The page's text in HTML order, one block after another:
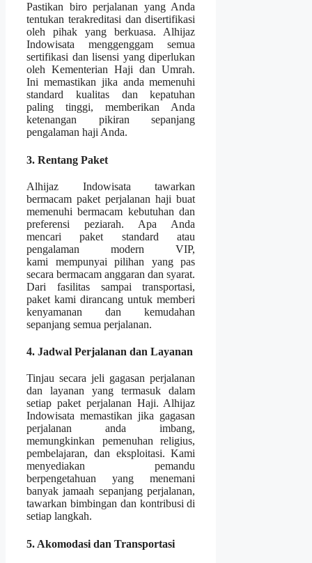
Pastikan biro perjalanan yang Anda
tentukan terakreditasi dan disertifikasi
oleh pihak yang berkuasa. Alhijaz
Indowisata menggenggam semua
sertifikasi dan lisensi yang diperlukan
oleh Kementerian Haji dan Umrah.
Ini memastikan jika anda memenuhi
standard kualitas dan kepatuhan
paling tinggi, memberikan Anda
ketenangan pikiran sepanjang
pengalaman haji Anda.
3. Rentang Paket
Alhijaz Indowisata tawarkan
bermacam paket perjalanan haji buat
memenuhi bermacam kebutuhan dan
preferensi peziarah. Apa Anda
mencari paket standard atau
pengalaman modern VIP,
kami mempunyai pilihan yang pas
secara bermacam anggaran dan syarat.
Dari fasilitas sampai transportasi,
paket kami dirancang untuk memberi
kenyamanan dan kemudahan
sepanjang semua perjalanan.
4. Jadwal Perjalanan dan Layanan
Tinjau secara jeli gagasan perjalanan
dan layanan yang termasuk dalam
setiap paket perjalanan Haji. Alhijaz
Indowisata memastikan jika gagasan
perjalanan anda imbang,
memungkinkan pemenuhan religius,
pembelajaran, dan eksploitasi. Kami
menyediakan pemandu
berpengetahuan yang menemani
banyak jamaah sepanjang perjalanan,
tawarkan bimbingan dan kontribusi di
setiap langkah.
5. Akomodasi dan Transportasi